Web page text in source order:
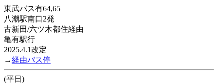
東武バス有64,65
八潮駅南口2発
古新田/六ツ木都住経由
亀有駅行
2025.4.1改定
→経由バス停
(平日)